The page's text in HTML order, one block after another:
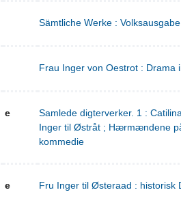
Sämtliche Werke :
Frau Inger von Oestrot : Drama
e
Samlede digterverker. 1 :
Inger til Østråt ; Hærmændene
kommedie
e Fru Inger til Østeraad : historisk